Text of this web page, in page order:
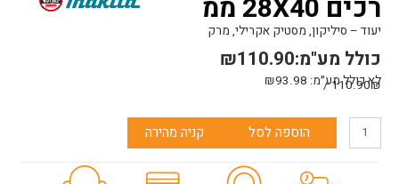
רכים 28X40 ממ
יעוד – סיליקון, מסטיק אקרילי, מרק
₪110.90כולל מע"מ:
לא כולל מע״מ: ₪93.98
110.90₪ /
כמות
הוספה לסל קניה מהירה